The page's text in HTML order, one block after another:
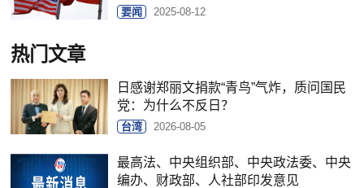
要闻 2025-08-12
热门文章
日感谢郑丽文捐款“青鸟”气炸，质问国民
党：为什么不反日？
台湾 2026-08-05
最高法、中央组织部、中央政法委、中央
编办、财政部、人社部印发意见